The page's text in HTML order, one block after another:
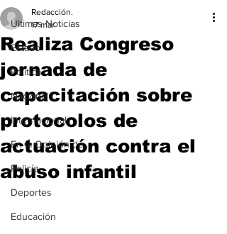
Últimas Noticias
Estado
Política
Nacional
Internacional
En la Opinión de...
Policía
Deportes
Educación
Realiza Congreso
jornada de
capacitación sobre
protocolos de
actuación contra el
abuso infantil
Redacción.
17 mar